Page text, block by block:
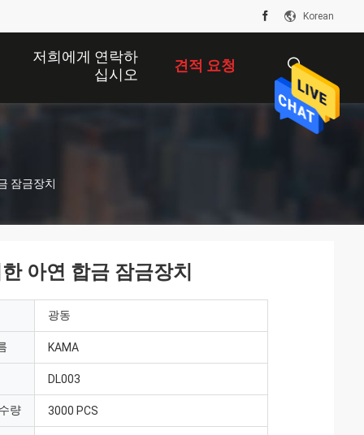
Korean
저희에게 연락하
십시오
견적 요청
잠금장치
아연 합금 잠금장치
광동
KAMA
DL003
량 3000 PCS